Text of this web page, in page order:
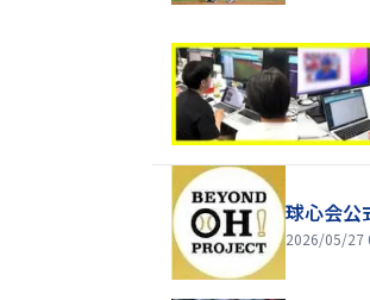
球心会公
2026/05/27